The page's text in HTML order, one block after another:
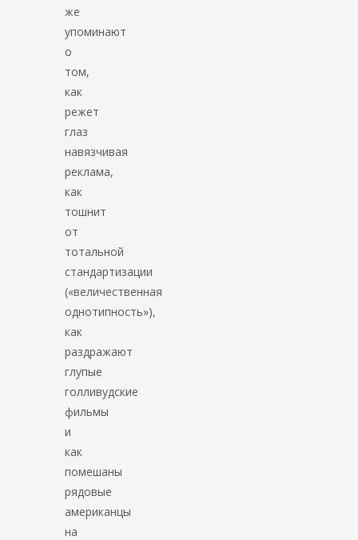
же
упоминают
о
том,
как
режет
глаз
навязчивая
реклама,
как
тошнит
от
тотальной
стандартизации
(«величественная
однотипность»),
как
раздражают
глупые
голливудские
фильмы
и
как
помешаны
рядовые
американцы
на